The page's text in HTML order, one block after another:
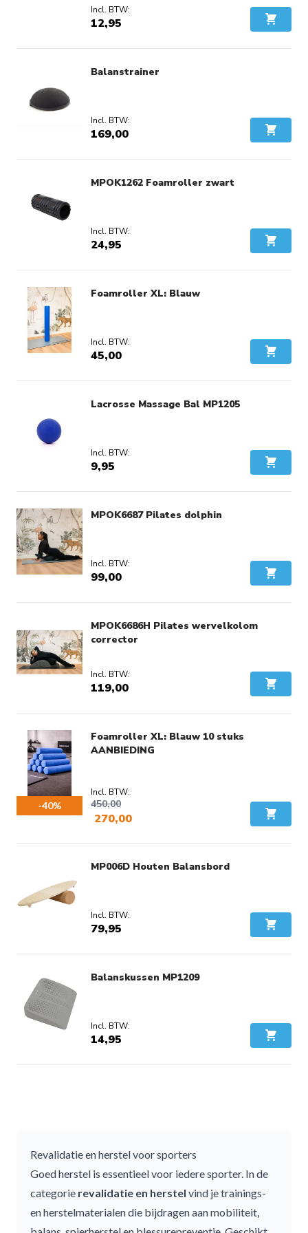
12,95 In
Balanstrainer
169,00 In
MPOK1262 Foamroller zwart
24,95 In
Foamroller XL: Blauw
45,00 In
Lacrosse Massage Bal MP1205
9,95 In
MPOK6687 Pilates dolphin
99,00 In
MPOK6686H Pilates wervelkolom
corrector
119,00 In
-40%
Foamroller XL: Blauw 10 stuks
AANBIEDING
270,00
450,00
In
MP006D Houten Balansbord
79,95 In
Balanskussen MP1209
14,95 In
Revalidatie en herstel voor sporters
Goed herstel is essentieel voor iedere sporter. In de
categorie revalidatie en herstel vind jetrainings-
en herstelmaterialendie bijdragen aan mobiliteit,